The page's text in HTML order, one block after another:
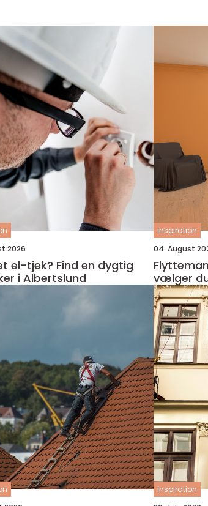
2026
el-tjek? Find en dygtig
i Albertslund
inspiration
04. August
Flyttemand
vælger
inspiration